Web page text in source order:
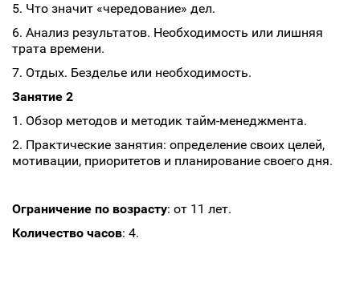
5. Что значит «чередование» дел.
6. Анализ результатов. Необходимость или лишняя
трата времени.
7. Отдых. Безделье или необходимость.
Занятие 2
1. Обзор методов и методик тайм-менеджмента.
2. Практические занятия: определение своих целей,
мотивации, приоритетов и планирование своего дня.
Ограничение по возрасту: от 11 лет.
Количество часов: 4.